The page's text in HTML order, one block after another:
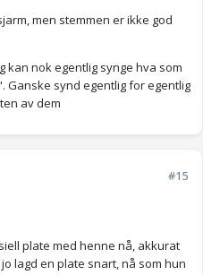
men stemmen er ikke god
kan nok egentlig synge hva som
Ganske synd egentlig for egentlig
av dem
#15
plate med henne nå, akkurat
lagd en plate snart, nå som hun